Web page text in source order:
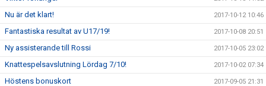
Nu är det klart! 2017-10-12 10:46
Fantastiska resultat av U17/19! 2017-10-08 20:51
Ny assisterande till Rossi 2017-10-05 23:02
Knattespelsavslutning Lördag 7/10! 2017-10-02 07:34
Höstens bonuskort 2017-09-05 21:31